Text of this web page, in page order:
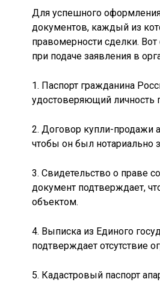
Для успешного оформления
документов, каждый из
правомерности сделки.
при подаче заявления в
1. Паспорт гражданина
удостоверяющий личность
2. Договор купли-продажи
чтобы он был нотариально
3. Свидетельство о праве
документ подтверждает,
объектом.
4. Выписка из Единого
подтверждает отсутствие
5. Кадастровый паспорт